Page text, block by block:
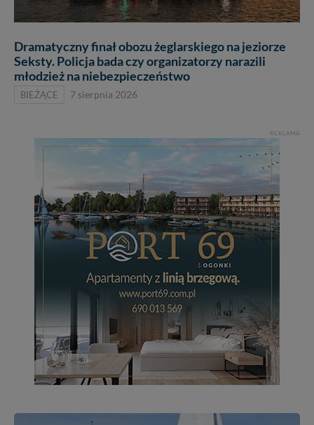
Dramatyczny finał obozu żeglarskiego na jeziorze
Seksty. Policja bada czy organizatorzy narazili
młodzież na niebezpieczeństwo
BIEŻĄCE 7 sierpnia 2026
REKLAMA